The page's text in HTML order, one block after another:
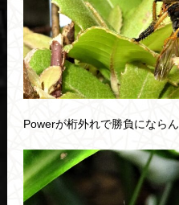
Powerが桁外れで勝負にならん